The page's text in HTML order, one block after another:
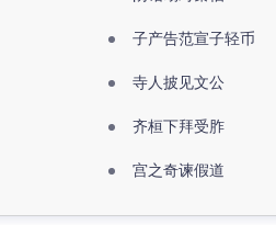
子产告范宣子轻币
寺人披见文公
齐桓下拜受胙
宫之奇谏假道